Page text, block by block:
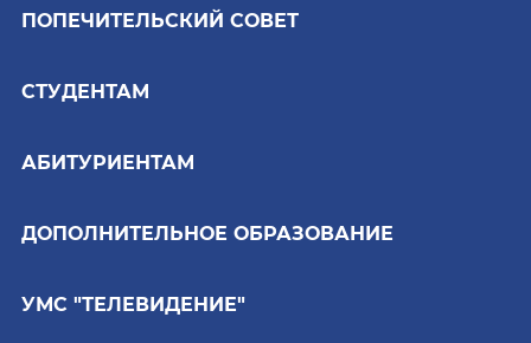
ПОПЕЧИТЕЛЬСКИЙ СОВЕТ
СТУДЕНТАМ
АБИТУРИЕНТАМ
ДОПОЛНИТЕЛЬНОЕ ОБРАЗОВАНИЕ
УМС "ТЕЛЕВИДЕНИЕ"